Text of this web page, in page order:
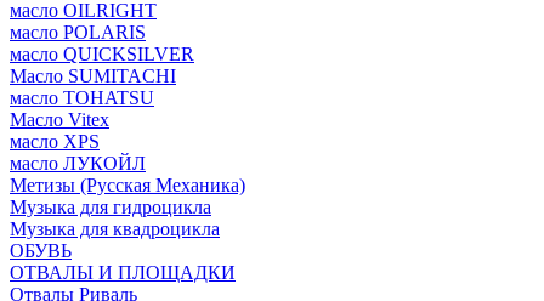
масло OILRIGHT
масло POLARIS
масло QUICKSILVER
Масло SUMITACHI
масло TOHATSU
Масло Vitex
масло XPS
масло ЛУКОЙЛ
Метизы (Русская Механика)
Музыка для гидроцикла
Музыка для квадроцикла
ОБУВЬ
ОТВАЛЫ И ПЛОЩАДКИ
Отвалы Риваль